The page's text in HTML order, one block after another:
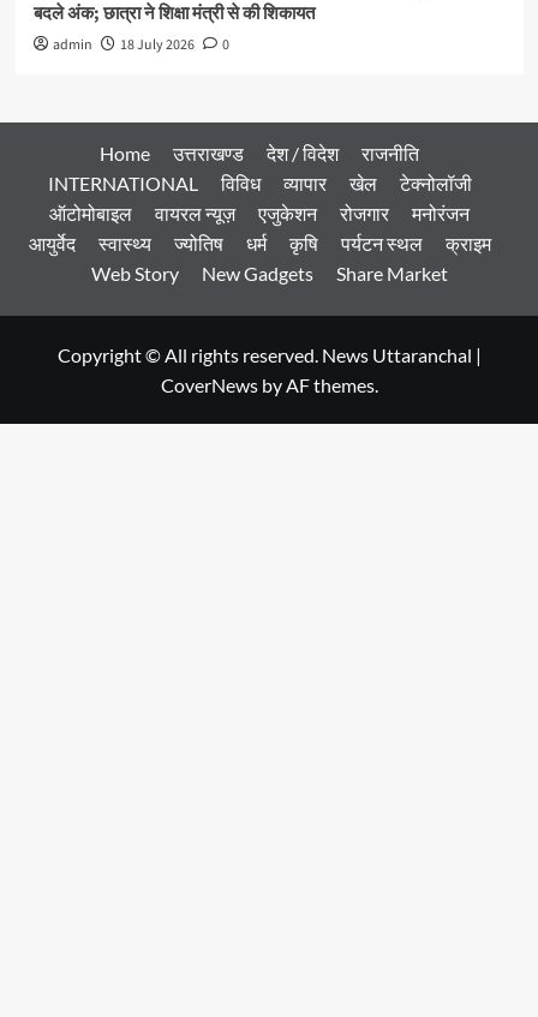
बदले अंक; छात्रा ने शिक्षा मंत्री से की शिकायत
admin 18 July 2026 0
Home उत्तराखण्ड देश / विदेश
राजनीति
INTERNATIONAL
विविध व्यापार खेल
टेक्नोलॉजी
ऑटोमोबाइल
वायरल न्यूज़ एजुकेशन रोजगार
मनोरंजन
आयुर्वेद
स्वास्थ्य ज्योतिष धर्म कृषि पर्यटन स्थल
क्राइम
Web Story
New Gadgets Share Market
Copyright © All rights reserved. News Uttaranchal |
CoverNewsby AF themes.